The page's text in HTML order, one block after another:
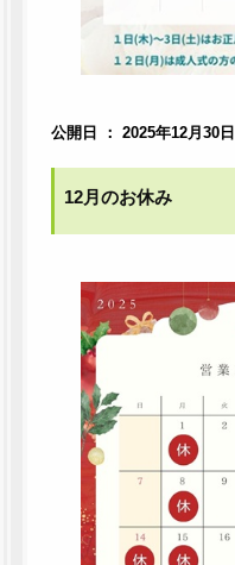
公開日 ： 2025年12月30日
12月のお休み